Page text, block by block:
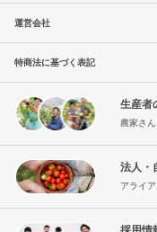
運営会社
特商法に基づく表記
生産者
農家さ
法人・
アライ